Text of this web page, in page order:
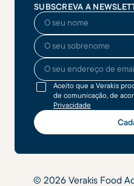
SUBSCREVA A
O seu nome
O seu sobrenome
O seu endereço de
Aceito que a Verakis
de comunicação, de
Privacidade
© 2026 Verakis Food